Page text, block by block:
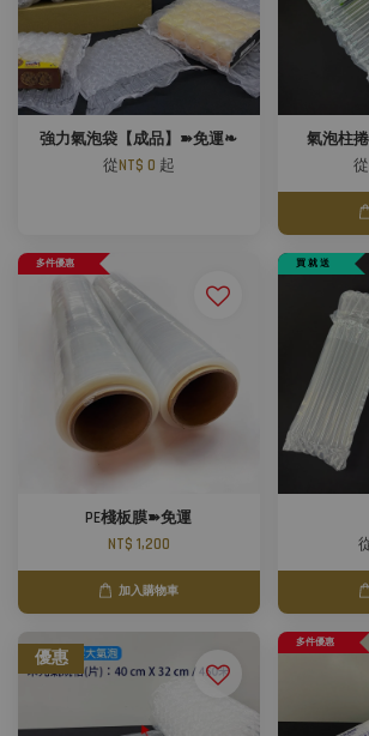
強力氣泡袋【成品】➽免運❧
從NT$ 0 起
氣泡柱
從
多件優惠
PE棧板膜➽免運
NT$ 1,200
加入購物車
買 就 送
優惠
多件優惠